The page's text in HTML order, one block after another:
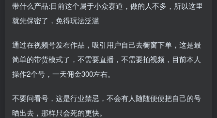
带什么产品:目前这个属于小众赛道，做的人不多，所以这里
就先保密了，免得玩法泛滥
通过在视频号发布作品，吸引用户自己去橱窗下单，这是最
简单的带货模式了，不需要直播，不需要拍视频，目前本人
操作2个号，一天佣金300左右。
不要问看号，这是行业禁忌，不会有人随随便便把自己的号
晒出去，那样只会死的更快。